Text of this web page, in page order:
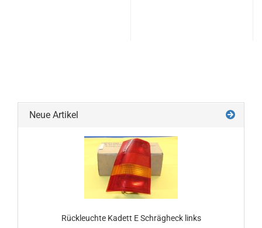
Neue Artikel
Rückleuchte Kadett E Schrägheck links